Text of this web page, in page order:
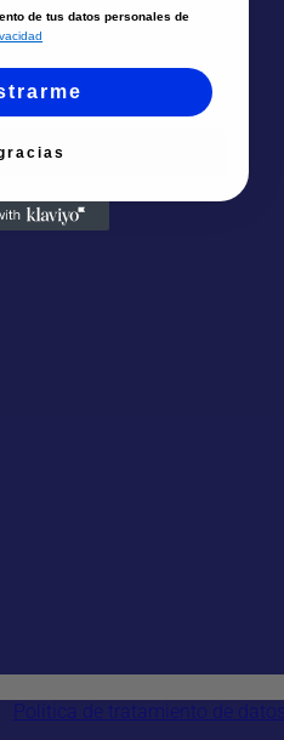
Política de tratamiento de
de tus datos personales de